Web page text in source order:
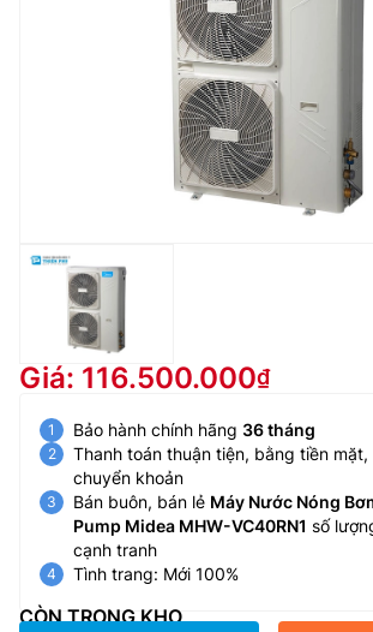
Giá: 116.500.000
Bảo hành chính hãng 36 tháng
Thanh toán thuận tiện, bằng tiền mặt,
chuyển khoản
Bán buôn, bán lẻ Máy Nước Nóng
Pump Midea MHW-VC40RN1 số
cạnh tranh
Tình trang: Mới 100%
CÒN TRONG KHO